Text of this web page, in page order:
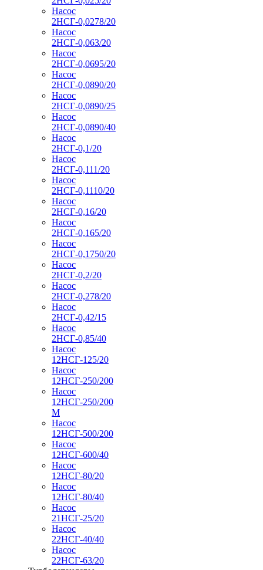
Насос
2НСГ-0,0278/20
Насос
2НСГ-0,063/20
Насос
2НСГ-0,0695/20
Насос
2НСГ-0,0890/20
Насос
2НСГ-0,0890/25
Насос
2НСГ-0,0890/40
Насос
2НСГ-0,1/20
Насос
2НСГ-0,111/20
Насос
2НСГ-0,1110/20
Насос
2НСГ-0,16/20
Насос
2НСГ-0,165/20
Насос
2НСГ-0,1750/20
Насос
2НСГ-0,2/20
Насос
2НСГ-0,278/20
Насос
2НСГ-0,42/15
Насос
2НСГ-0,85/40
Насос
12НСГ-125/20
Насос
12НСГ-250/200
Насос
12НСГ-250/200
М
Насос
12НСГ-500/200
Насос
12НСГ-600/40
Насос
12НСГ-80/20
Насос
12НСГ-80/40
Насос
21НСГ-25/20
Насос
22НСГ-40/40
Насос
22НСГ-63/20